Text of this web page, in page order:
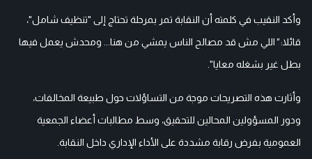
وأكد النقيب في كلمته أن النقابة تمر بمرحلة تحتاج إلى "تنظيف شامل"،
قائلا:"اللي مش قد مصالح الناس يمشي من هنا... ومحدش يعمل فيها
بطل غير بشغله معايا"
وأثارت هذه التصريحات موجة من التساؤلات حول طبيعة المخالفات،
ودور المسؤولين المحالين للتحقيق، وسط مطالبات أعضاء الجمعية
العمومية بفرض رقابة مشددة على الأداء الإداري داخل النقابة.